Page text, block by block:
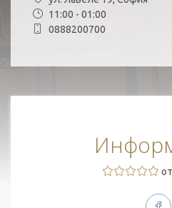
11:00 - 01:00
0888200700